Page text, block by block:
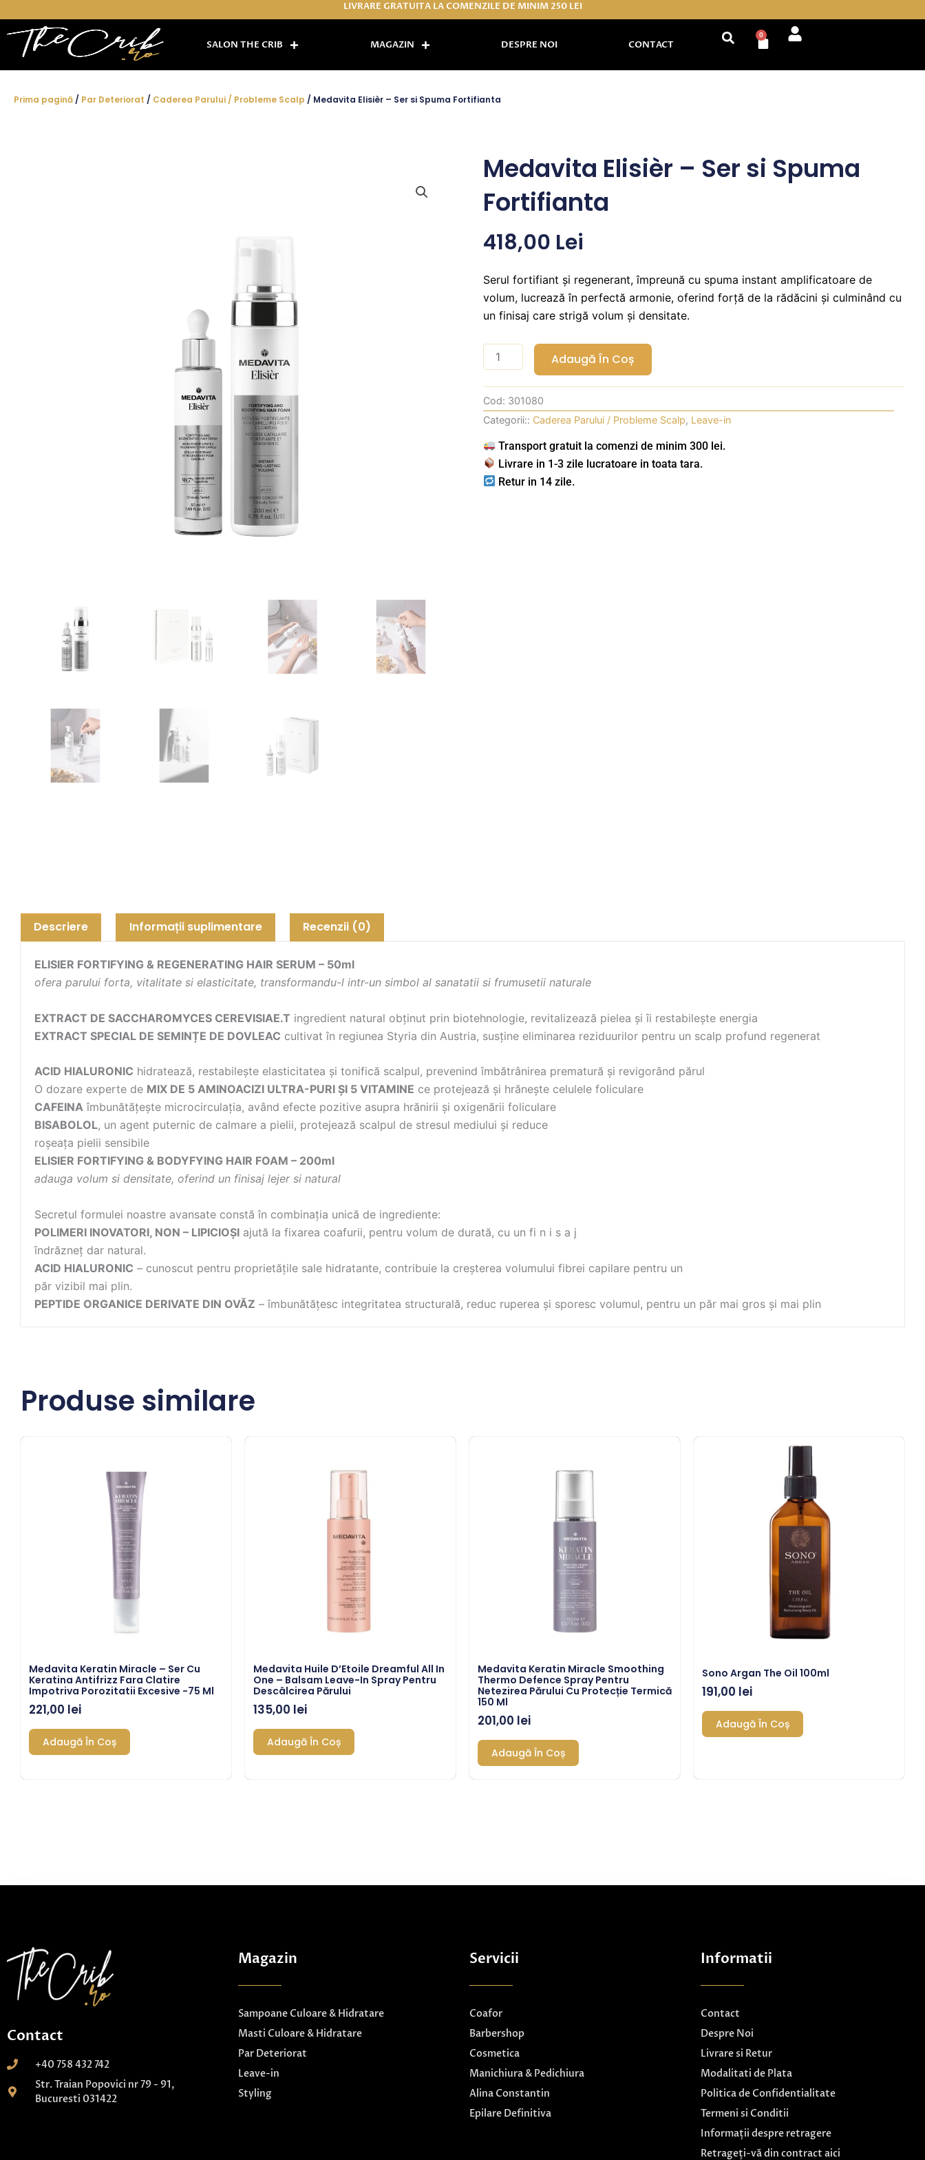
content
LIVRARE GRATUITA LA COMENZILE DE MINIM 250 LEI
SALON THE CRIB MAGAZIN DESPRE NOI CONTACT
0
Cart
Prima pagină / Par Deteriorat / Caderea Parului / Probleme Scalp / Medavita Elisièr – Ser si Spuma Fortifianta
Medavita Elisièr – Ser si Spuma
Fortifianta
418,00 Lei
Serul fortifiant și regenerant, împreună cu spuma instant amplificatoare de
volum, lucrează în perfectă armonie, oferind forță de la rădăcini și culminând cu
un finisaj care strigă volum și densitate.
Cantitate
Medavita
Elisièr
-
Ser
si
Spuma
Fortifianta
Adaugă În Coș
Cod: 301080
Categorii:: Caderea Parului / Probleme Scalp, Leave-in
Transport gratuit la comenzi de minim 300 lei.
Livrare in 1-3 zile lucratoare in toata tara.
Retur in 14 zile.
Descriere Informații suplimentare Recenzii (0)
ELISIER FORTIFYING & REGENERATING HAIR SERUM – 50ml
ofera parului forta, vitalitate si elasticitate, transformandu-l intr-un simbol al sanatatii si frumusetii naturale
EXTRACT DE SACCHAROMYCES CEREVISIAE.T ingredient natural obținut prin biotehnologie, revitalizează pielea și îi restabilește energia
EXTRACT SPECIAL DE SEMINȚE DE DOVLEAC cultivat în regiunea Styria din Austria, susține eliminarea reziduurilor pentru un scalp profund regenerat
ACID HIALURONIC hidratează, restabilește elasticitatea și tonifică scalpul, prevenind îmbătrânirea prematură și revigorând părul
O dozare experte de MIX DE 5 AMINOACIZI ULTRA-PURI ȘI 5 VITAMINE ce protejează și hrănește celulele foliculare
CAFEINA îmbunătățește microcirculația, având efecte pozitive asupra hrănirii și oxigenării foliculare
BISABOLOL, un agent puternic de calmare a pielii, protejează scalpul de stresul mediului și reduce
roșeața pielii sensibile
ELISIER FORTIFYING & BODYFYING HAIR FOAM – 200ml
adauga volum si densitate, oferind un finisaj lejer si natural
Secretul formulei noastre avansate constă în combinația unică de ingrediente:
POLIMERI INOVATORI, NON – LIPICIOȘI ajută la fixarea coafurii, pentru volum de durată, cu un fi n i s a j
îndrăzneț dar natural.
ACID HIALURONIC – cunoscut pentru proprietățile sale hidratante, contribuie la creșterea volumului fibrei capilare pentru un
păr vizibil mai plin.
PEPTIDE ORGANICE DERIVATE DIN OVĂZ – îmbunătățesc integritatea structurală, reduc ruperea și sporesc volumul, pentru un păr mai gros și mai plin
Produse similare
Medavita Keratin Miracle – Ser Cu
Keratina Antifrizz Fara Clatire
Impotriva Porozitatii Excesive -75 Ml
221,00 lei
Adaugă În Coș
Medavita Huile D’Etoile Dreamful All In
One – Balsam Leave-In Spray Pentru
Descâlcirea Părului
135,00 lei
Adaugă În Coș
Medavita Keratin Miracle Smoothing
Thermo Defence Spray Pentru
Netezirea Părului Cu Protecție Termică
150 Ml
201,00 lei
Adaugă În Coș
Sono Argan The Oil 100ml
191,00 lei
Adaugă În Coș
Contact
+40 758 432 742
Str. Traian Popovici nr 79 - 91,
Bucuresti 031422
Magazin
Sampoane Culoare & Hidratare
Masti Culoare & Hidratare
Par Deteriorat
Leave-in
Styling
Servicii
Coafor
Barbershop
Cosmetica
Manichiura & Pedichiura
Alina Constantin
Epilare Definitiva
Informatii
Contact
Despre Noi
Livrare si Retur
Modalitati de Plata
Politica de Confidentialitate
Termeni si Conditii
Informații despre retragere
Retrageți-vă din contract aici